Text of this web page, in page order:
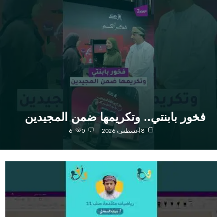
فخور بابنتي.. وتكريمها ضمن المجيدين
6